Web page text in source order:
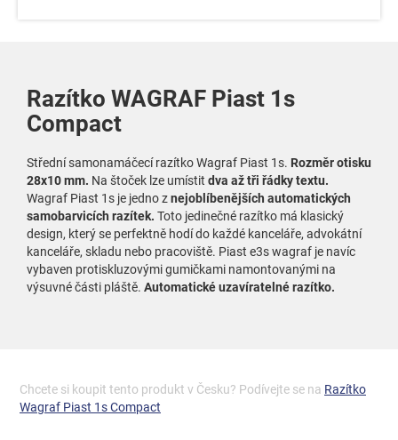
Razítko WAGRAF Piast 1s
Compact
Střední samonamáčecí razítko Wagraf Piast 1s. Rozměr otisku
28x10 mm. Na štoček lze umístit dva až tři řádky textu.
Wagraf Piast 1s je jedno znejoblíbenějších automatických
samobarvicích razítek. Toto jedinečné razítko má klasický
design, který se perfektně hodí do každé kanceláře, advokátní
kanceláře, skladu nebo pracoviště. Piast e3s wagraf je navíc
vybaven protiskluzovými gumičkami namontovanými na
výsuvné části pláště. Automatické uzavíratelné razítko.
Chcete si koupit tento produkt v Česku? Podívejte se na Razítko
Wagraf Piast 1s Compact